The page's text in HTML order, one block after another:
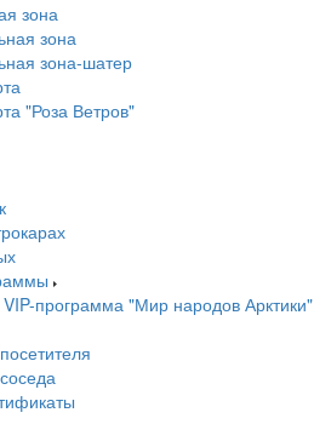
зона
зона
зона-шатер
"Роза Ветров"
программа "Мир народов Арктики"